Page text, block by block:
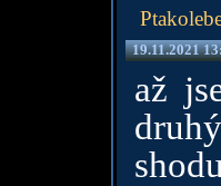
19.11.2021
až